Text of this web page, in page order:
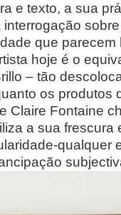
e texto, a sua
que parecem
hoje é o
– tão
os produtos
Claire Fontaine
a sua frescura
qualquer